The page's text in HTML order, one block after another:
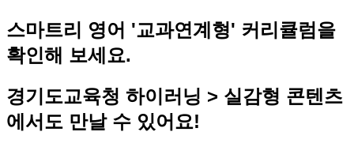
스마트리 영어 '교과연계형' 커리큘럼을
확인해 보세요.
경기도교육청 하이러닝 > 실감형 콘텐츠
에서도 만날 수 있어요!